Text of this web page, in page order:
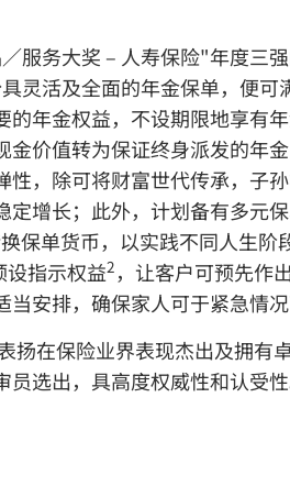
服务大奖 – 人寿保险"年度三
灵活及全面的年金保单，便可
年金权益，不设期限地享有
价值转为保证终身派发的年
，除可将财富世代传承，子
增长；此外，计划备有多元
保单货币，以实践不同人生阶
指示权益2 ，让客户可预先作
安排，确保家人可于紧急情况
在保险业界表现杰出及拥有
选出，具高度权威性和认受性